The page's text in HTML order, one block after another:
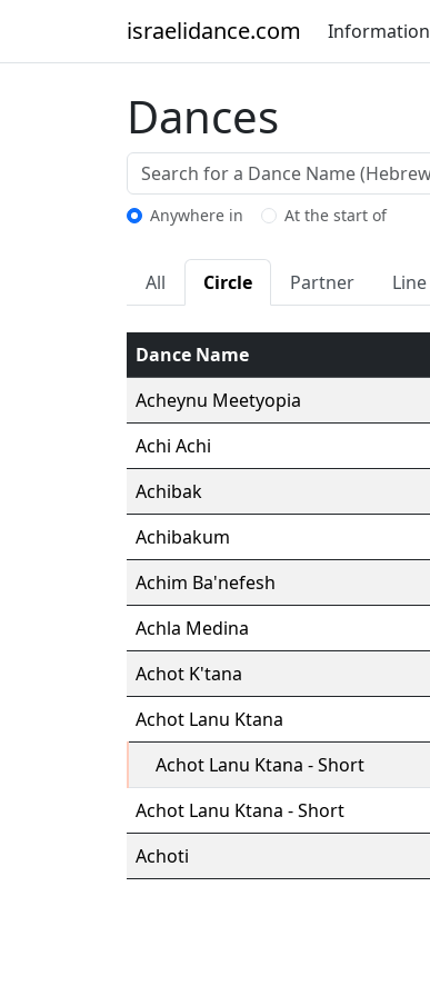
israelidance.com Information
Dances
Anywhere in At the start of
All Circle Partner Line
Dance Name
Acheynu Meetyopia
Achi Achi
Achibak
Achibakum
Achim Ba'nefesh
Achla Medina
Achot K'tana
Achot Lanu Ktana
Achot Lanu Ktana - Short
Achot Lanu Ktana - Short
Achoti